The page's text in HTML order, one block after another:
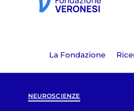
La Fondazione
NEUROSCIENZE